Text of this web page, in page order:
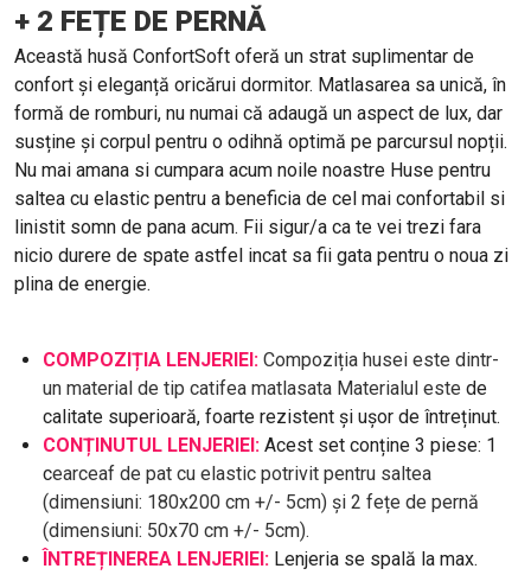
+ 2 FEȚE DE PERNĂ
Această husă ConfortSoft oferă un strat suplimentar de
confort și eleganță oricărui dormitor. Matlasarea sa unică, în
formă de romburi, nu numai că adaugă un aspect de lux, dar
susține și corpul pentru o odihnă optimă pe parcursul nopții.
Nu mai amana si cumpara acum noile noastre Huse pentru
saltea cu elastic pentru a beneficia de cel mai confortabil si
linistit somn de pana acum. Fii sigur/a ca te vei trezi fara
nicio durere de spate astfel incat sa fii gata pentru o noua zi
plina de energie.
COMPOZIȚIA LENJERIEI: Compoziția husei este dintr-
un material de tip catifea matlasata Materialul este de
calitate superioară, foarte rezistent și ușor de întreținut.
CONȚINUTUL LENJERIEI: Acest set conține 3 piese: 1
cearceaf de pat cu elastic potrivit pentru saltea
(dimensiuni: 180x200 cm +/- 5cm) și 2 fețe de pernă
(dimensiuni: 50x70 cm +/- 5cm).
ÎNTREȚINEREA LENJERIEI: Lenjeria se spală la max.